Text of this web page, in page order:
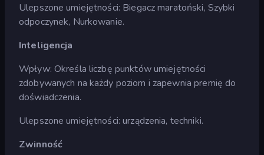
Ulepszone umiejętności: Biegacz maratoński, Szybki
odpoczynek, Nurkowanie.
Inteligencja
Wpływ: Określa liczbę punktów umiejętności
zdobywanych na każdy poziom i zapewnia premię do
doświadczenia.
Ulepszone umiejętności: urządzenia, techniki.
Zwinność